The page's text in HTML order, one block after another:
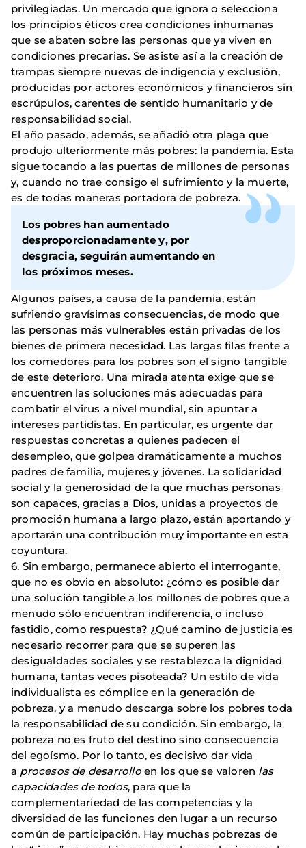
privilegiadas. Un mercado que ignora o selecciona
los principios éticos crea condiciones inhumanas
que se abaten sobre las personas que ya viven en
condiciones precarias. Se asiste así a la creación de
trampas siempre nuevas de indigencia y exclusión,
producidas por actores económicos y financieros sin
escrúpulos, carentes de sentido humanitario y de
responsabilidad social.
El año pasado, además, se añadió otra plaga que
produjo ulteriormente más pobres: la pandemia. Esta
sigue tocando a las puertas de millones de personas
y, cuando no trae consigo el sufrimiento y la muerte,
es de todas maneras portadora de pobreza.
Los pobres han aumentado
desproporcionadamente y, por
desgracia, seguirán aumentando en
los próximos meses.
Algunos países, a causa de la pandemia, están
sufriendo gravísimas consecuencias, de modo que
las personas más vulnerables están privadas de los
bienes de primera necesidad. Las largas filas frente a
los comedores para los pobres son el signo tangible
de este deterioro. Una mirada atenta exige que se
encuentren las soluciones más adecuadas para
combatir el virus a nivel mundial, sin apuntar a
intereses partidistas. En particular, es urgente dar
respuestas concretas a quienes padecen el
desempleo, que golpea dramáticamente a muchos
padres de familia, mujeres y jóvenes. La solidaridad
social y la generosidad de la que muchas personas
son capaces, gracias a Dios, unidas a proyectos de
promoción humana a largo plazo, están aportando y
aportarán una contribución muy importante en esta
coyuntura.
6. Sin embargo, permanece abierto el interrogante,
que no es obvio en absoluto: ¿cómo es posible dar
una solución tangible a los millones de pobres que a
menudo sólo encuentran indiferencia, o incluso
fastidio, como respuesta? ¿Qué camino de justicia es
necesario recorrer para que se superen las
desigualdades sociales y se restablezca la dignidad
humana, tantas veces pisoteada? Un estilo de vida
individualista es cómplice en la generación de
pobreza, y a menudo descarga sobre los pobres toda
la responsabilidad de su condición. Sin embargo, la
pobreza no es fruto del destino sino consecuencia
del egoísmo. Por lo tanto, es decisivo dar vida
a procesos de desarrolloen los que se valoren las
capacidades de todos, para que la
complementariedad de las competencias y la
diversidad de las funciones den lugar a un recurso
común de participación. Hay muchas pobrezas de